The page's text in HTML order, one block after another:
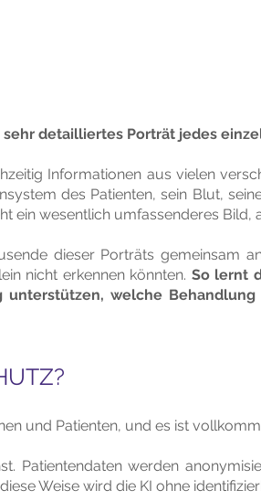
sehr detailliertes Porträt jedes
Informationen aus vielen
des Patienten, sein Blut,
ein wesentlich umfassenderes Bild,
dieser Porträts gemeinsam
nicht erkennen könnten. So lernt
welche
und Patienten, und es ist
Patientendaten werden
Weise wird die KI ohne